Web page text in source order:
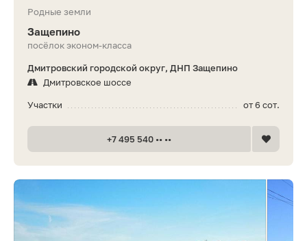
Родные земли
Защепино
посёлок эконом-класса
Дмитровский городской округ, ДНП Защепино
Дмитровское шоссе
от 6 сот.
Участки
+7 495 540 •• ••